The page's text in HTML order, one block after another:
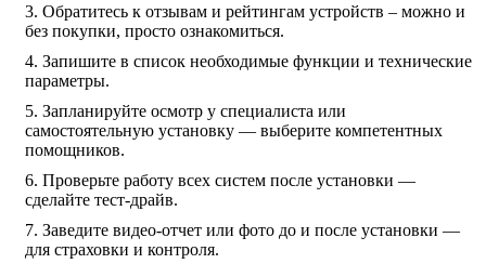
Обратитесь к отзывам и рейтингам устройств – можно и
без покупки, просто ознакомиться.
Запишите в список необходимые функции и технические
параметры.
Запланируйте осмотр у специалиста или
самостоятельную установку — выберите компетентных
помощников.
Проверьте работу всех систем после установки —
сделайте тест-драйв.
Заведите видео-отчет или фото до и после установки —
для страховки и контроля.